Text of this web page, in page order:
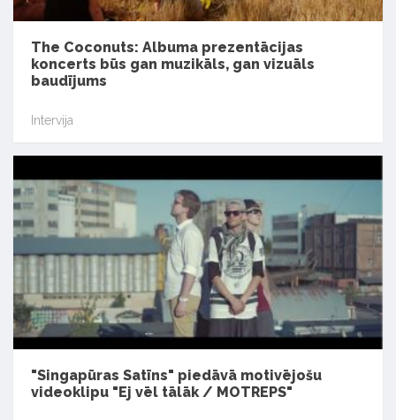
The Coconuts: Albuma prezentācijas
koncerts būs gan muzikāls, gan vizuāls
baudījums
Intervija
"Singapūras Satīns" piedāvā motivējošu
videoklipu "Ej vēl tālāk / MOTREPS"